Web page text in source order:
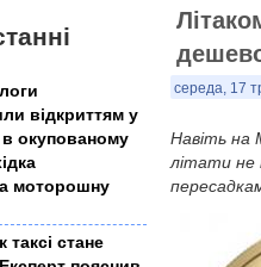
відкриттям у
окупованому
моторошну
таксі стане
середа, 17
Навіть на
літати не